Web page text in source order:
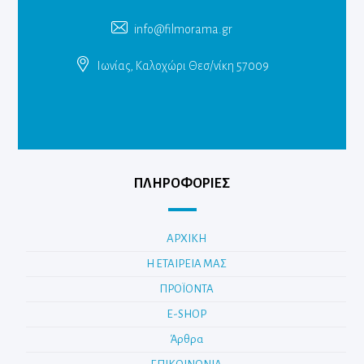
info@filmorama.gr
Ιωνίας, Καλοχώρι Θεσ/νίκη 57009
ΠΛΗΡΟΦΟΡΙΕΣ
ΑΡΧΙΚΗ
Η ΕΤΑΙΡΕΙΑ ΜΑΣ
ΠΡΟΪΟΝΤΑ
E-SHOP
Άρθρα